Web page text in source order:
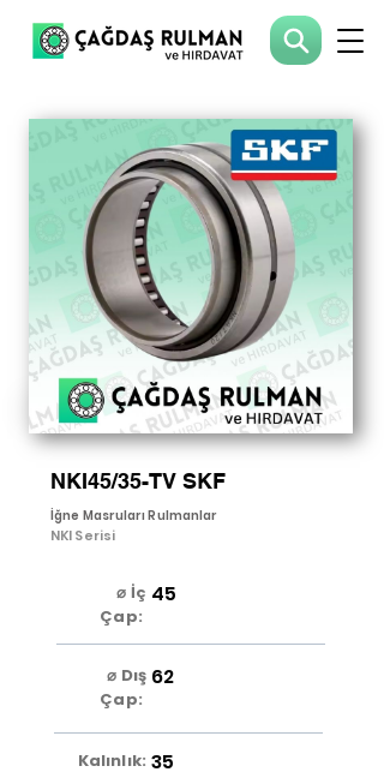
NKI45/35-TV SKF
İğne Masruları Rulmanlar
NKI Serisi
⌀ İç
Çap:
45
⌀ Dış
Çap:
62
Kalınlık: 35